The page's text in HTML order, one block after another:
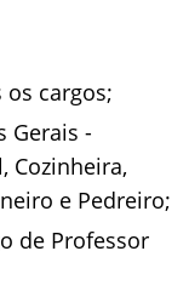
cargos;
Gerais -
Cozinheira,
e Pedreiro;
de Professor